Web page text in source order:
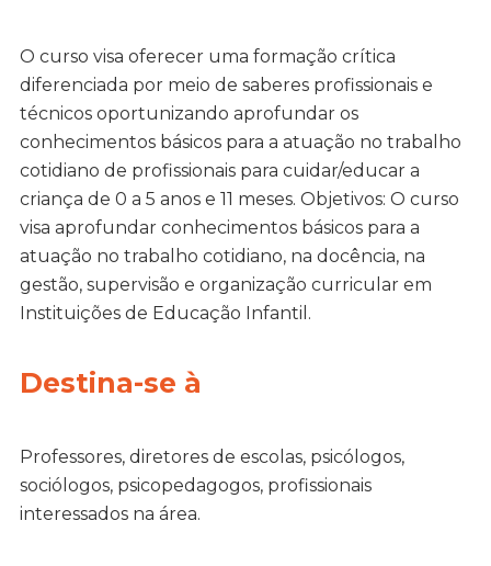
O curso visa oferecer uma formação crítica
diferenciada por meio de saberes profissionais e
técnicos oportunizando aprofundar os
conhecimentos básicos para a atuação no trabalho
cotidiano de profissionais para cuidar/educar a
criança de 0 a 5 anos e 11 meses. Objetivos: O curso
visa aprofundar conhecimentos básicos para a
atuação no trabalho cotidiano, na docência, na
gestão, supervisão e organização curricular em
Instituições de Educação Infantil.
Destina-se à
Professores, diretores de escolas, psicólogos,
sociólogos, psicopedagogos, profissionais
interessados na área.